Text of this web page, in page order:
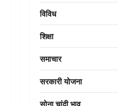
विविध
शिक्षा
समाचार
सरकारी योजना
सोना चांदी भाव